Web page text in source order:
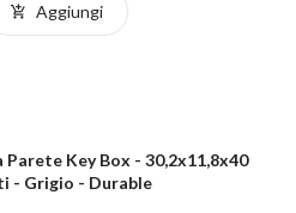
Aggiungi
Key Box - 30,2x11,8x40
- Grigio - Durable